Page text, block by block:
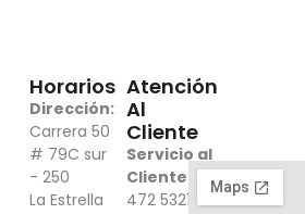
Horarios
Dirección:
Carrera 50
# 79C sur
- 250
La Estrella
Atención
Al
Cliente
Servicio al
Cliente: 316
472 5321 -